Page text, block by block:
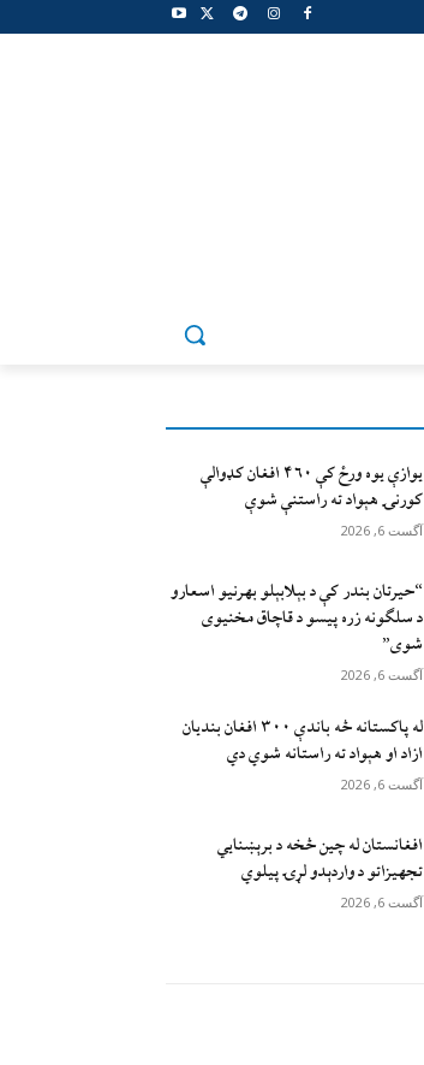
يوازې یوه ورځ کې ۴۶۰ افغان کډوالې
کورنۍ هېواد ته راستنې شوې
آگست 6, 2026
“حیرتان بندر کې د بېلابېلو بهرنیو اسعارو
د سلګونه زره پيسو د قاچاق مخنیوی
شوی”
آگست 6, 2026
له پاکستانه څه باندې ۳۰۰ افغان بندیان
ازاد او هېواد ته راستانه شوي دي
آگست 6, 2026
افغانستان له چين څخه د برېښنايي
تجهيزاتو د واردېدو لړۍ پيلوي
آگست 6, 2026